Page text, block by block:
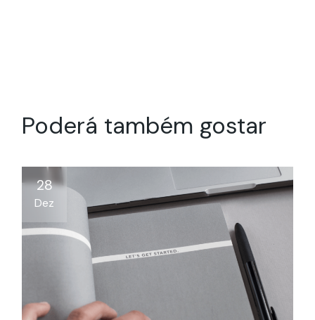
Poderá também gostar
28
Dez